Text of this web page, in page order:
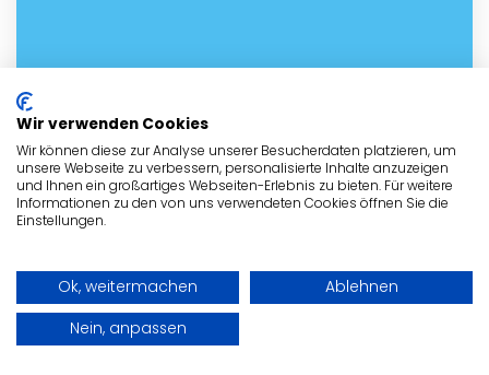
Wir verwenden Cookies
Wir können diese zur Analyse unserer Besucherdaten platzieren, um
unsere Webseite zu verbessern, personalisierte Inhalte anzuzeigen
und Ihnen ein großartiges Webseiten-Erlebnis zu bieten. Für weitere
Informationen zu den von uns verwendeten Cookies öffnen Sie die
Einstellungen.
Ok, weitermachen
Ablehnen
Nein, anpassen